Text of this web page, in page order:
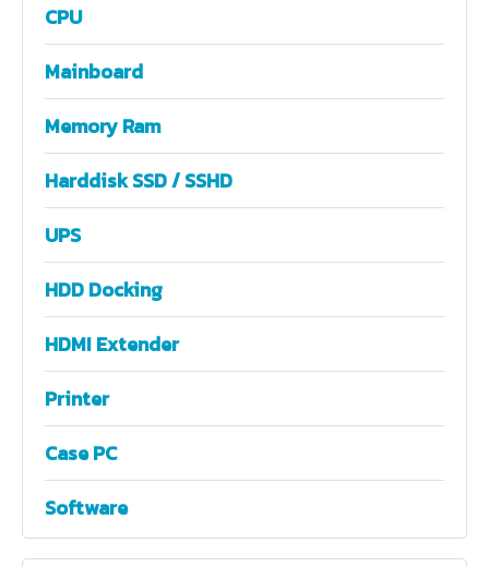
CPU
Mainboard
Memory Ram
Harddisk SSD / SSHD
UPS
HDD Docking
HDMI Extender
Printer
Case PC
Software